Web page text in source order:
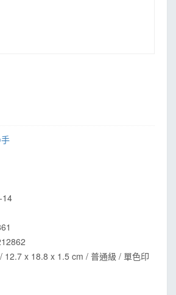
14
12.7 x 18.8 x 1.5 cm / 普通級 / 單色印